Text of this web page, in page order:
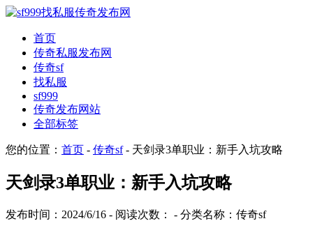
首页
传奇私服发布网
传奇sf
找私服
sf999
传奇发布网站
全部标签
您的位置： 首页 - 传奇sf- 天剑录3单职业：新手入坑攻略
天剑录3单职业：新手入坑攻略
发布时间：2024/6/16 - 阅读次数： - 分类名称：传奇sf